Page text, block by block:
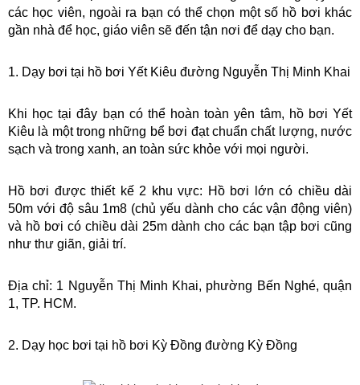
các học viên, ngoài ra bạn có thể chọn một số hồ bơi khác
gần nhà để học, giáo viên sẽ đến tận nơi để dạy cho bạn.
1. Dạy bơi tại hồ bơi Yết Kiêu đường Nguyễn Thị Minh Khai
Khi học tại đây bạn có thể hoàn toàn yên tâm, hồ bơi Yết
Kiêu là một trong những bể bơi đạt chuẩn chất lượng, nước
sạch và trong xanh, an toàn sức khỏe với mọi người.
Hồ bơi được thiết kế 2 khu vực: Hồ bơi lớn có chiều dài
50m với độ sâu 1m8 (chủ yếu dành cho các vận động viên)
và hồ bơi có chiều dài 25m dành cho các bạn tập bơi cũng
như thư giãn, giải trí.
Địa chỉ: 1 Nguyễn Thị Minh Khai, phường Bến Nghé, quận
1, TP. HCM.
2. Dạy học bơi tại hồ bơi Kỳ Đồng đường Kỳ Đồng